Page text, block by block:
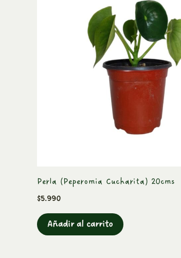
Perla (Peperomia Cucharita) 20cms
$5.990
Añadir al carrito